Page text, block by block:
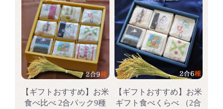
【ギフトおすすめ】お米
食べ比べ 2合パック9種
【ギフトおすすめ】お米
ギフト食べくらべ （2合